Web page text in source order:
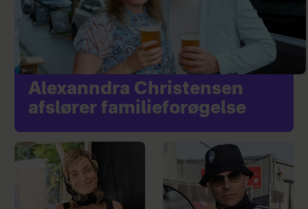
Alexanndra Christensen
afslører familieforøgelse